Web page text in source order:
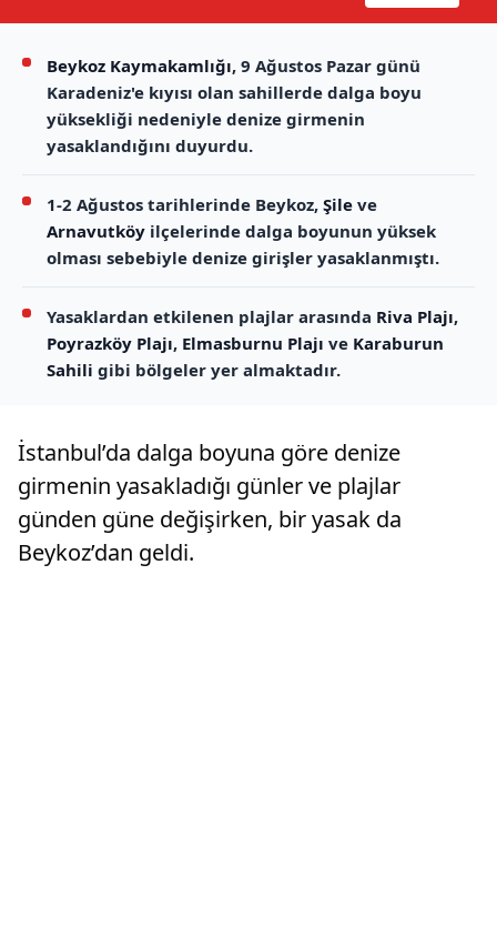
Beykoz Kaymakamlığı, 9 Ağustos Pazar günü
Karadeniz'e kıyısı olan sahillerde dalga boyu
yüksekliği nedeniyle denize girmenin
yasaklandığını duyurdu.
1-2 Ağustos tarihlerinde Beykoz, Şile ve
Arnavutköy ilçelerinde dalga boyunun yüksek
olması sebebiyle denize girişler yasaklanmıştı.
Yasaklardan etkilenen plajlar arasında Riva Plajı,
Poyrazköy Plajı, Elmasburnu Plajı ve Karaburun
Sahili gibi bölgeler yer almaktadır.
İstanbul’da dalga boyuna göre denize
girmenin yasakladığı günler ve plajlar
günden güne değişirken, bir yasak da
Beykoz’dan geldi.